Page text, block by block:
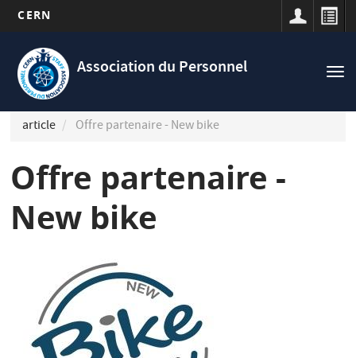
contenu
principal
CERN
Association du Personnel
Navigation
principale
article
Offre partenaire - New bike
Offre partenaire -
New bike